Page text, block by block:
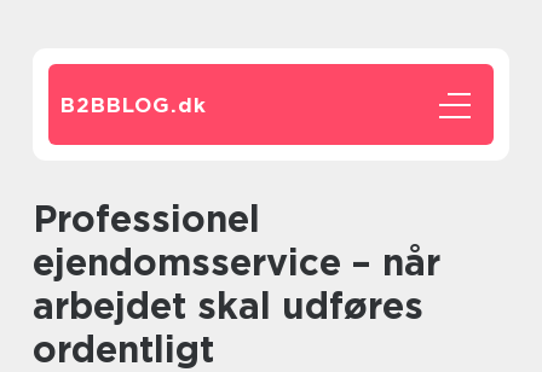
B2BBLOG.dk
Professionel
ejendomsservice – når
arbejdet skal udføres
ordentligt